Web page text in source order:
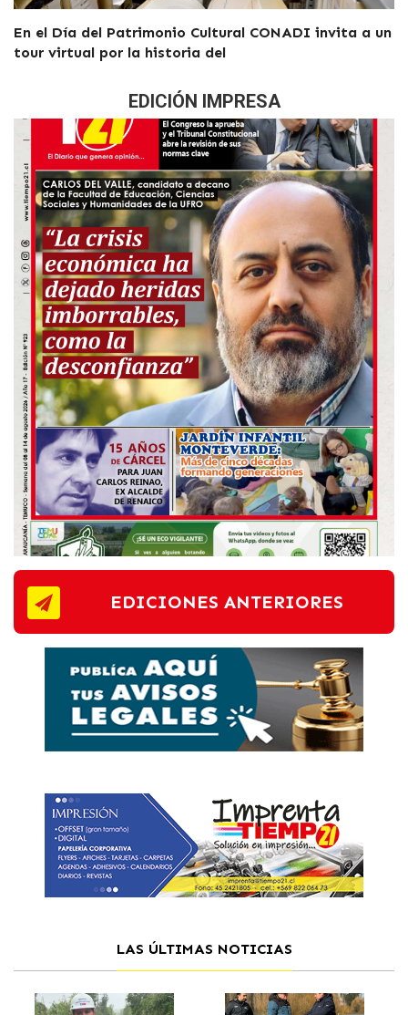
En el Día del Patrimonio Cultural CONADI invita a un
tour virtual por la historia del
EDICIÓN IMPRESA
EDICIONES ANTERIORES
LAS ÚLTIMAS NOTICIAS